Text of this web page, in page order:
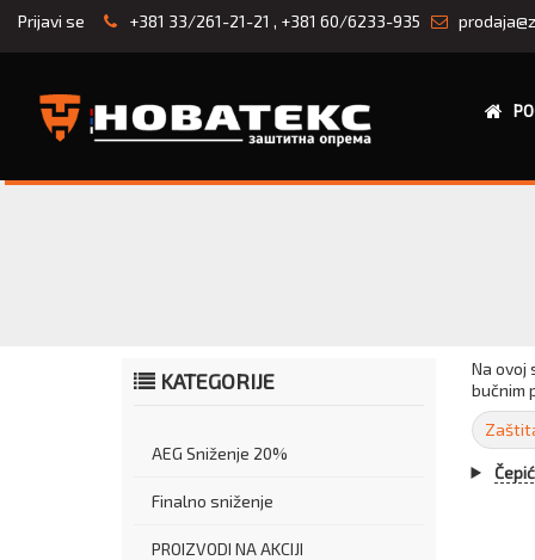
Prijavi se +381 33/261-21-21 , +381 60/6233-935
KATEGORIJE
AEG Sniženje 20%
Finalno sniženje
PROIZVODI NA AKCIJI
Na ovoj
bučnim